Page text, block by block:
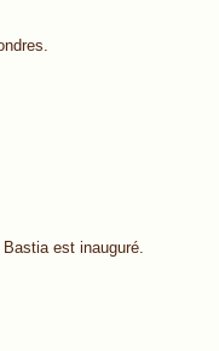
est inauguré.